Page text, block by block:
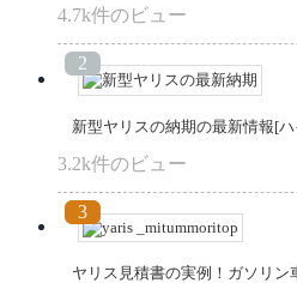
4.7k件のビュー
新型ヤリスの納期の最新情報[
3.2k件のビュー
ヤリス見積書の実例！ガソリ